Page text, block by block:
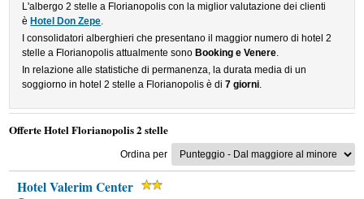
L'albergo 2 stelle a Florianopolis con la miglior valutazione dei clienti
è Hotel Don Zepe.
I consolidatori alberghieri che presentano il maggior numero di hotel 2
stelle a Florianopolis attualmente sono Booking e Venere.
In relazione alle statistiche di permanenza, la durata media di un
soggiorno in hotel 2 stelle a Florianopolis è di7 giorni.
Offerte Hotel Florianopolis 2 stelle
Ordina per
Hotel Valerim Center